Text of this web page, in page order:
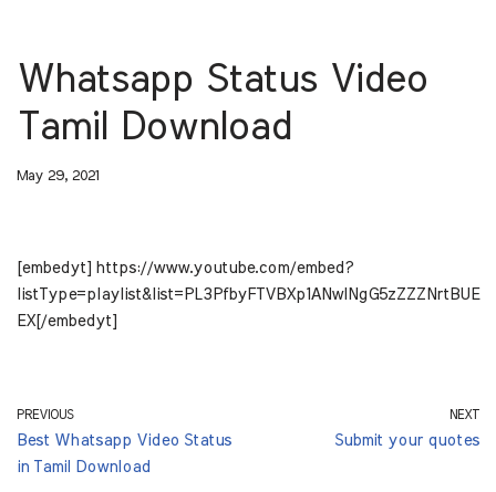
Whatsapp Status Video
Tamil Download
May 29, 2021
[embedyt] https://www.youtube.com/embed?
listType=playlist&list=PL3PfbyFTVBXp1ANwINgG5zZZZNrtBUE
EX[/embedyt]
PREVIOUS
Best Whatsapp Video Status
in Tamil Download
NEXT
Submit your quotes